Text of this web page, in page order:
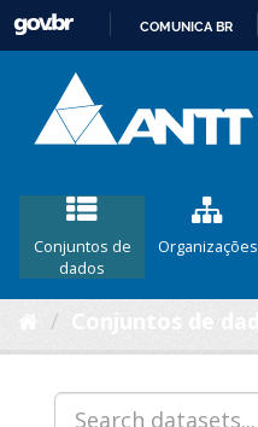
COMUNICA BR
Conjuntos de
dados
Organizações